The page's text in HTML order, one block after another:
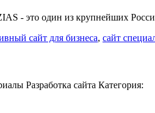
- это один из крупнейших
сайт для бизнеса, сайт
Разработка сайта Категория: